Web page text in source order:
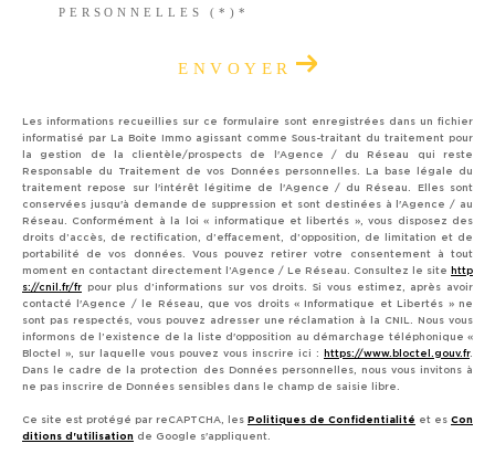
PERSONNELLES (*)*
ENVOYER
Les informations recueillies sur ce formulaire sont enregistrées dans un fichier
informatisé par La Boite Immo agissant comme Sous-traitant du traitement pour
la gestion de la clientèle/prospects de l'Agence / du Réseau qui reste
Responsable du Traitement de vos Données personnelles. La base légale du
traitement repose sur l'intérêt légitime de l'Agence / du Réseau. Elles sont
conservées jusqu'à demande de suppression et sont destinées à l'Agence / au
Réseau. Conformément à la loi « informatique et libertés », vous disposez des
droits d’accès, de rectification, d’effacement, d’opposition, de limitation et de
portabilité de vos données. Vous pouvez retirer votre consentement à tout
moment en contactant directement l’Agence / Le Réseau. Consultez le site
http
s://cnil.fr/fr pour plus d’informations sur vos droits. Si vous estimez, après avoir
contacté l'Agence / le Réseau, que vos droits « Informatique et Libertés » ne
sont pas respectés, vous pouvez adresser une réclamation à la CNIL. Nous vous
informons de l’existence de la liste d'opposition au démarchage téléphonique «
Bloctel », sur laquelle vous pouvez vous inscrire ici :
https://www.bloctel.gouv.fr.
Dans le cadre de la protection des Données personnelles, nous vous invitons à
ne pas inscrire de Données sensibles dans le champ de saisie libre.
Ce site est protégé par reCAPTCHA, les Politiques de Confidentialité et es Con
ditions d'utilisation de Google s'appliquent.